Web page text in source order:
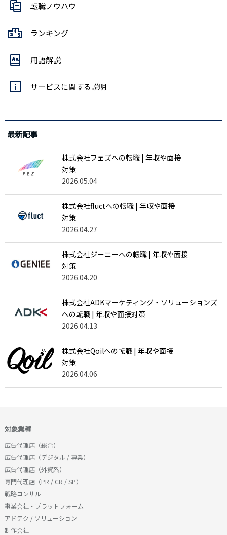
転職ノウハウ
ランキング
用語解説
サービスに関する説明
最新記事
株式会社フェズへの転職 | 年収や面接
対策
2026.05.04
株式会社fluctへの転職 | 年収や面接
対策
2026.04.27
株式会社ジーニーへの転職 | 年収や面接
対策
2026.04.20
株式会社ADKマーケティング・ソリューションズ
への転職 | 年収や面接対策
2026.04.13
株式会社Qoilへの転職 | 年収や面接
対策
2026.04.06
対象業種
広告代理店（総合）
広告代理店（デジタル / 専業）
広告代理店（外資系）
専門代理店（PR / CR / SP）
戦略コンサル
事業会社・プラットフォーム
アドテク / ソリューション
制作会社